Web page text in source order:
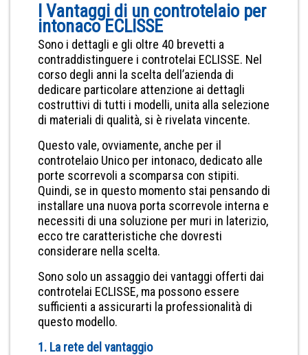
I Vantaggi di un controtelaio per
intonaco ECLISSE
Sono i dettagli e gli oltre 40 brevetti a
contraddistinguere i controtelai ECLISSE. Nel
corso degli anni la scelta dell’azienda di
dedicare particolare attenzione ai dettagli
costruttivi di tutti i modelli, unita alla selezione
di materiali di qualità, si è rivelata vincente.
Questo vale, ovviamente, anche per il
controtelaio Unico per intonaco, dedicato alle
porte scorrevoli a scomparsa con stipiti.
Quindi, se in questo momento stai pensando di
installare una nuova porta scorrevole interna e
necessiti di una soluzione per muri in laterizio,
ecco tre caratteristiche che dovresti
considerare nella scelta.
Sono solo un assaggio dei vantaggi offerti dai
controtelai ECLISSE, ma possono essere
sufficienti a assicurarti la professionalità di
questo modello.
1. La rete del vantaggio